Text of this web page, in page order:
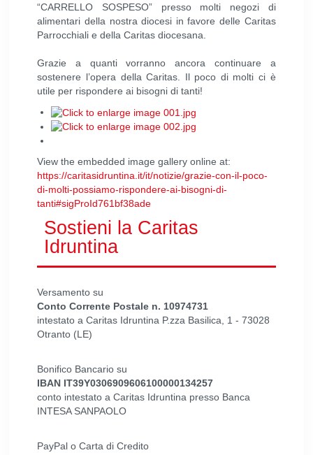
“CARRELLO SOSPESO” presso molti negozi di
alimentari della nostra diocesi in favore delle Caritas
Parrocchiali e della Caritas diocesana.
Grazie a quanti vorranno ancora continuare a
sostenere l’opera della Caritas. Il poco di molti ci è
utile per rispondere ai bisogni di tanti!
View the embedded image gallery online at:
https://caritasidruntina.it/it/notizie/grazie-con-il-poco-
di-molti-possiamo-rispondere-ai-bisogni-di-
tanti#sigProId761bf38ade
Sostieni la Caritas
Idruntina
Versamento su
Conto Corrente Postale n. 10974731
intestato a Caritas Idruntina P.zza Basilica, 1 - 73028
Otranto (LE)
Bonifico Bancario su
IBAN IT39Y0306909606100000134257
conto intestato a Caritas Idruntina presso Banca
INTESA SANPAOLO
PayPal o Carta di Credito